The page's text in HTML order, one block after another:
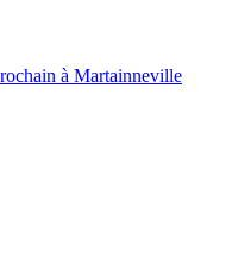
à Martainneville